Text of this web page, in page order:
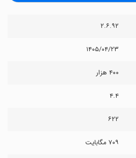
۲.۶.۹۲
۱۴۰۵/۰۴/۲۳
۴۰۰ هزار
۴.۴
۶۲۲
۷۰۹ مگابایت